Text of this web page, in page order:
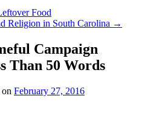
Food
Religion in South Carolina →
Campaign
Than 50 Words
on February 27, 2016